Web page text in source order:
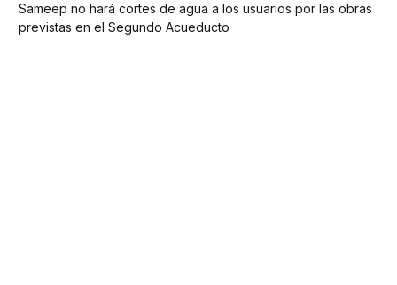
Sameep no hará cortes de agua a los usuarios por las obras
previstas en el Segundo Acueducto